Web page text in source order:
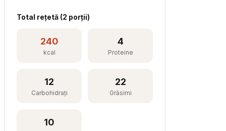
Total rețetă (2 porții)
240
kcal
4
Proteine
12
Carbohidrați
22
Grăsimi
10